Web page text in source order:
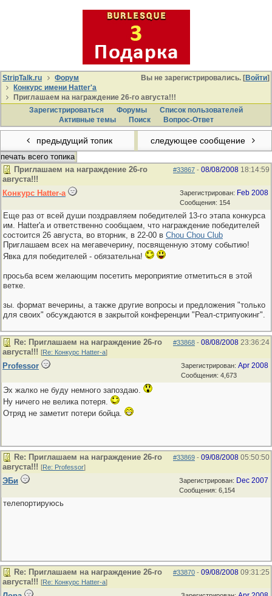
Вы не зарегистрировались. [Войти]
StripTalk.ru
Форум
Конкурс имени Hatter'a
Приглашаем на награждение 26-го августа!!!
Зарегистрироваться
Форумы
Список пользователей
Активные темы
Поиcк Вопрос-Ответ
предыдущий топик следующее сообщение
печать всего топика
#33867 - 08/08/2008 18:14:59
Приглашаем на награждение 26-го
августа!!!
Зарегистрирован: Feb 2008
Сообщения: 154
Конкурс Hatter-a
Еще раз от всей души поздравляем победителей 13-го этапа конкурса
им. Hatter'a и ответственно сообщаем, что награждение победителей
состоится 26 августа, во вторник, в 22-00 в Chou Chou Club
Приглашаем всех на мегавечерину, посвященную этому событию!
Явка для победителей - обязательна!
просьба всем желающим посетить мероприятие отметиться в этой
ветке.
зы. формат вечерины, а также другие вопросы и предложения "только
для своих" обсуждаются в закрытой конференции "Реал-стрипуокинг".
#33868 - 08/08/2008 23:36:24
Re: Приглашаем на награждение 26-го
августа!!! [Re: Конкурс Hatter-a]
Зарегистрирован: Apr 2008
Сообщения: 4,673
Professor
Эх жалко не буду немного запоздаю.
Ну ничего не велика потеря.
Отряд не заметит потери бойца.
#33869 - 09/08/2008 05:50:50
Re: Приглашаем на награждение 26-го
августа!!! [Re: Professor]
Зарегистрирован: Dec 2007
Сообщения: 6,154
ЭБи
телепортируюсь
#33870 - 09/08/2008 09:31:25
Re: Приглашаем на награждение 26-го
августа!!! [Re: Конкурс Hatter-a]